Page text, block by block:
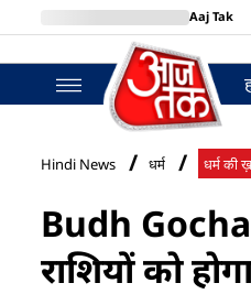
Aaj Tak
BT Bazaar
Hindi News धर्म धर्म की
Budh
राशियों को